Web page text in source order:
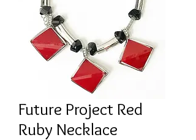
Future Project Red
Ruby Necklace